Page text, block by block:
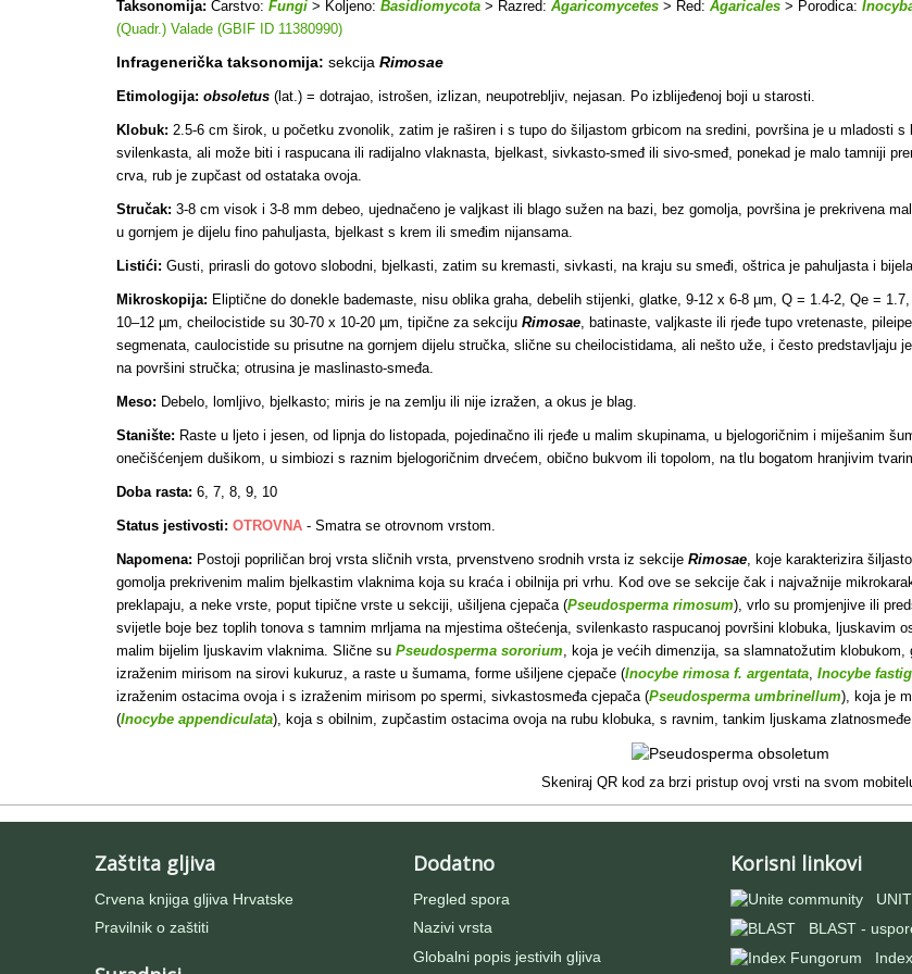
Taksonomija: Carstvo: Fungi > Koljeno: Basidiomycota > Razred: Agaricomycetes > Red: Agaricales > Porodica:
(Quadr.) Valade (GBIF ID 11380990)
Infragenerička taksonomija: sekcija Rimosae
Etimologija: obsoletus (lat.) = dotrajao, istrošen, izlizan, neupotrebljiv, nejasan. Po izblijeđenoj boji u starosti.
Klobuk: 2.5-6 cm širok, u početku zvonolik, zatim je raširen i s tupo do šiljastom grbicom na sredini, površina je u mladosti
svilenkasta, ali može biti i raspucana ili radijalno vlaknasta, bjelkast, sivkasto-smeđ ili sivo-smeđ, ponekad je malo tamniji
crva, rub je zupčast od ostataka ovoja.
Stručak: 3-8 cm visok i 3-8 mm debeo, ujednačeno je valjkast ili blago sužen na bazi, bez gomolja, površina je prekrivena
u gornjem je dijelu fino pahuljasta, bjelkast s krem ili smeđim nijansama.
Listići: Gusti, prirasli do gotovo slobodni, bjelkasti, zatim su kremasti, sivkasti, na kraju su smeđi, oštrica je pahuljasta i bijela
Mikroskopija: Eliptične do donekle bademaste, nisu oblika graha, debelih stijenki, glatke, 9-12 x 6-8 µm, Q = 1.4-2, Qe =
10–12 µm, cheilocistide su 30-70 x 10-20 µm, tipične za sekciju Rimosae , batinaste, valjkaste ili rjeđe tupo vretenaste,
segmenata, caulocistide su prisutne na gornjem dijelu stručka, slične su cheilocistidama, ali nešto uže, i često predstavljaju
na površini stručka; otrusina je maslinasto-smeđa.
Meso: Debelo, lomljivo, bjelkasto; miris je na zemlju ili nije izražen, a okus je blag.
Stanište: Raste u ljeto i jesen, od lipnja do listopada, pojedinačno ili rjeđe u malim skupinama, u bjelogoričnim i miješanim
onečišćenjem dušikom, u simbiozi s raznim bjelogoričnim drvećem, obično bukvom ili topolom, na tlu bogatom hranjivim
Doba rasta: 6, 7, 8, 9, 10
Status jestivosti: OTROVNA - Smatra se otrovnom vrstom.
Napomena: Postoji popriličan broj vrsta sličnih vrsta, prvenstveno srodnih vrsta iz sekcije Rimosae , koje karakterizira
gomolja prekrivenim malim bjelkastim vlaknima koja su kraća i obilnija pri vrhu. Kod ove se sekcije čak i najvažnije
preklapaju, a neke vrste, poput tipične vrste u sekciji, ušiljena cjepača (Pseudosperma rimosum), vrlo su promjenjive ili
svijetle boje bez toplih tonova s tamnim mrljama na mjestima oštećenja, svilenkasto raspucanoj površini klobuka, ljuskavim
malim bijelim ljuskavim vlaknima. Slične su Pseudosperma sororium , koja je većih dimenzija, sa slamnatožutim
izraženim mirisom na sirovi kukuruz, a raste u šumama, forme ušiljene cjepače (Inocybe rimosa f. argentata Inocybe
izraženim ostacima ovoja i s izraženim mirisom po spermi, sivkastosmeđa cjepača (Pseudosperma umbrinellum), koja je
(Inocybe appendiculata), koja s obilnim, zupčastim ostacima ovoja na rubu klobuka, s ravnim, tankim ljuskama
Skeniraj QR kod za brzi pristup ovoj vrsti na svom
Zaštita gljiva
Crvena knjiga gljiva Hrvatske
Pravilnik o zaštiti
Dodatno
Pregled spora
Nazivi vrsta
Globalni popis jestivih gljiva
Korisni linkovi
BLAST -